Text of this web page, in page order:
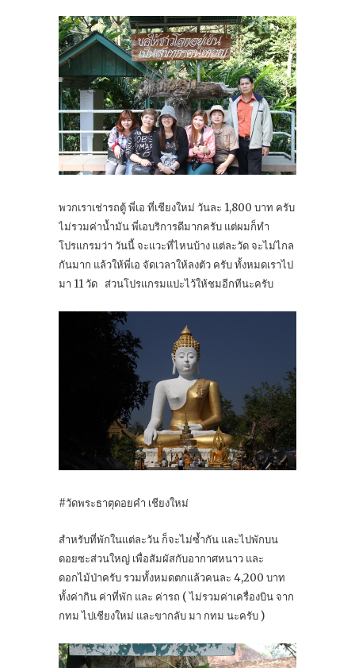
พวกเราเช่ารถตู้ พี่เอ ที่เชียงใหม่ วันละ 1,800 บาท ครับ
ไม่รวมค่าน้ำมัน พี่เอบริการดีมากครับ แต่ผมก็ทำ
โปรแกรมว่า วันนี้ จะแวะที่ไหนบ้าง แต่ละวัด จะไม่ไกล
กันมาก แล้วให้พี่เอ จัดเวลาให้ลงตัว ครับ ทั้งหมดเราไป
มา 11 วัด ส่วนโปรแกรมแปะไว้ให้ชมอีกทีนะครับ
#วัดพระธาตุดอยคำ เชียงใหม่
สำหรับที่พักในแต่ละวัน ก็จะไม่ซ้ำกัน และไปพักบน
ดอยซะส่วนใหญ่ เพื่อสัมผัสกับอากาศหนาว และ
ดอกไม้ป่าครับ รวมทั้งหมดตกแล้วคนละ 4,200 บาท
ทั้งค่ากิน ค่าที่พัก และ ค่ารถ ( ไม่รวมค่าเครื่องบิน จาก
กทม ไปเชียงใหม่ และขากลับ มา กทม นะครับ )